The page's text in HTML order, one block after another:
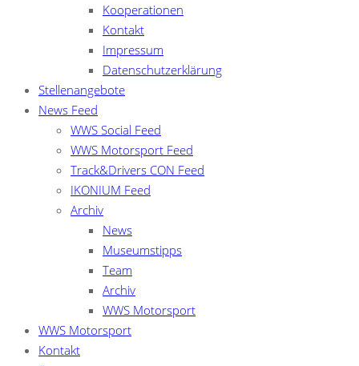
Kooperationen
Kontakt
Impressum
Datenschutzerklärung
Stellenangebote
News Feed
WWS Social Feed
WWS Motorsport Feed
Track&Drivers CON Feed
IKONIUM Feed
Archiv
News
Museumstipps
Team
Archiv
WWS Motorsport
WWS Motorsport
Kontakt